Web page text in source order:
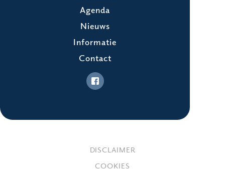
Agenda
Nieuws
Informatie
Contact
DISCLAIMER
COOKIES